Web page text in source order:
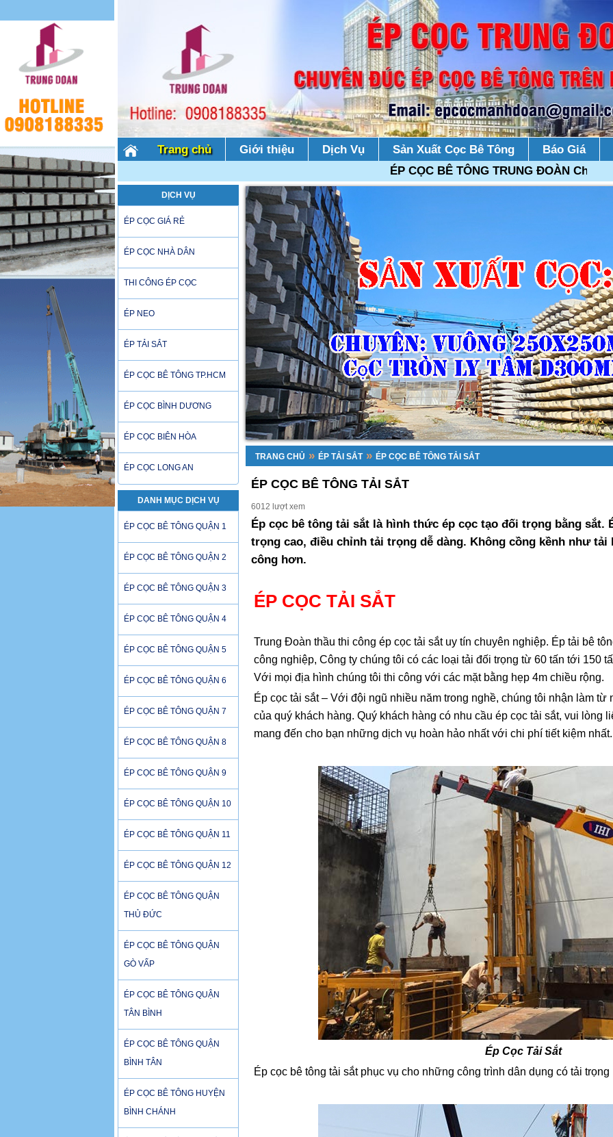
Trang chủ Giới thiệu Dịch Vụ Sản Xuất Cọc Bê Tông
Báo Giá
ÉP CỌC BÊ TÔNG TRUNG ĐOÀN Chuyên
DỊCH VỤ
ÉP CỌC GIÁ RẺ
ÉP CỌC NHÀ DÂN
THI CÔNG ÉP CỌC
ÉP NEO
ÉP TẢI SẮT
ÉP CỌC BÊ TÔNG TP.HCM
ÉP CỌC BÌNH DƯƠNG
ÉP CỌC BIÊN HÒA
ÉP CỌC LONG AN
DANH MỤC DỊCH VỤ
ÉP CỌC BÊ TÔNG QUẬN 1
ÉP CỌC BÊ TÔNG QUẬN 2
ÉP CỌC BÊ TÔNG QUẬN 3
ÉP CỌC BÊ TÔNG QUẬN 4
ÉP CỌC BÊ TÔNG QUẬN 5
ÉP CỌC BÊ TÔNG QUẬN 6
ÉP CỌC BÊ TÔNG QUẬN 7
ÉP CỌC BÊ TÔNG QUẬN 8
ÉP CỌC BÊ TÔNG QUẬN 9
ÉP CỌC BÊ TÔNG QUẬN 10
ÉP CỌC BÊ TÔNG QUẬN 11
ÉP CỌC BÊ TÔNG QUẬN 12
ÉP CỌC BÊ TÔNG QUẬN
THỦ ĐỨC
ÉP CỌC BÊ TÔNG QUẬN
GÒ VẤP
ÉP CỌC BÊ TÔNG QUẬN
TÂN BÌNH
ÉP CỌC BÊ TÔNG QUẬN
BÌNH TÂN
ÉP CỌC BÊ TÔNG HUYỆN
BÌNH CHÁNH
TRANG CHỦ » ÉP TẢI SẮT » ÉP CỌC BÊ TÔNG TẢI SẮT
ÉP CỌC BÊ TÔNG TẢI SẮT
6012 lượt xem
Ép cọc bê tông tải sắt là hình thức ép cọc tạo đối trọng bằng sắt.
trọng cao, điều chỉnh tải trọng dễ dàng. Không cồng kềnh như
công hơn.
ÉP CỌC TẢI SẮT
Trung Đoàn thầu thi công ép cọc tải sắt uy tín chuyên nghiệp. Ép tải bê
công nghiệp, Công ty chúng tôi có các loại tải đối trọng từ 60 tấn tới 150
Với mọi địa hình chúng tôi thi công với các mặt bằng hẹp 4m chiều rộng.
Ép cọc tải sắt – Với đội ngũ nhiều năm trong nghề, chúng tôi nhận làm
của quý khách hàng. Quý khách hàng có nhu cầu ép cọc tải sắt, vui lòng
mang đến cho bạn những dịch vụ hoàn hảo nhất với chi phí tiết kiệm nhất.
Ép Cọc Tải Sắt
Ép cọc bê tông tải sắt phục vụ cho những công trình dân dụng có tải